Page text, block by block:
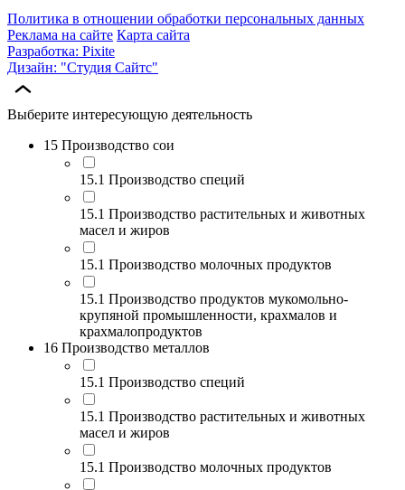
Политика в отношении обработки персональных данных
Реклама на сайте Карта сайта
Разработка: Pixite
Дизайн: "Студия Сайтс"
Выберите интересующую деятельность
15 Производство сои
15.1 Производство специй
15.1 Производство растительных и животных
масел и жиров
15.1 Производство молочных продуктов
15.1 Производство продуктов мукомольно-
крупяной промышленности, крахмалов и
крахмалопродуктов
16 Производство металлов
15.1 Производство специй
15.1 Производство растительных и животных
масел и жиров
15.1 Производство молочных продуктов